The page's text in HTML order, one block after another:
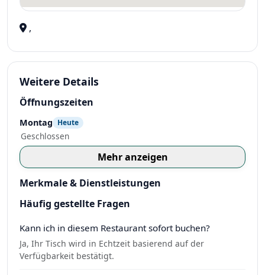
,
Weitere Details
Öffnungszeiten
Montag Heute
Geschlossen
Mehr anzeigen
Merkmale & Dienstleistungen
Häufig gestellte Fragen
Kann ich in diesem Restaurant sofort buchen?
Ja, Ihr Tisch wird in Echtzeit basierend auf der
Verfügbarkeit bestätigt.